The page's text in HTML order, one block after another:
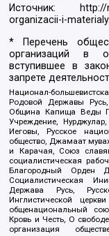
Источник:
organizacii-i-
* Перечень
организаций в
вступившее в
запрете
Национал-
Родовой Державы
Община Капища Веды
Учреждение,
Иеговы, Русское
общество, Джамаат
и Карачая, Союз
социалистическая
Благородный Орден
Социалистическая
Держава Русь,
Инглистической
общенациональный
Кровь и Честь, О
организация